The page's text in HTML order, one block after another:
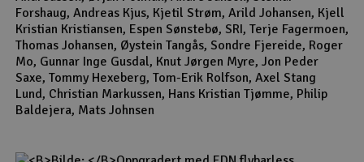
Forshaug, Andreas Kjus, Kjetil Strøm, Arild Johansen, Kjell
Kristian Kristiansen, Espen Sønstebø, SRI, Terje Fagermoen,
Thomas Johansen, Øystein Tangås, Sondre Fjereide, Roger
Mo, Gunnar Inge Gusdal, Knut Jørgen Myre, Jon Peder
Saxe, Tommy Hexeberg, Tom-Erik Rolfson, Axel Stang
Lund, Christian Markussen, Hans Kristian Tjømme, Philip
Baldejera, Mats Johnsen